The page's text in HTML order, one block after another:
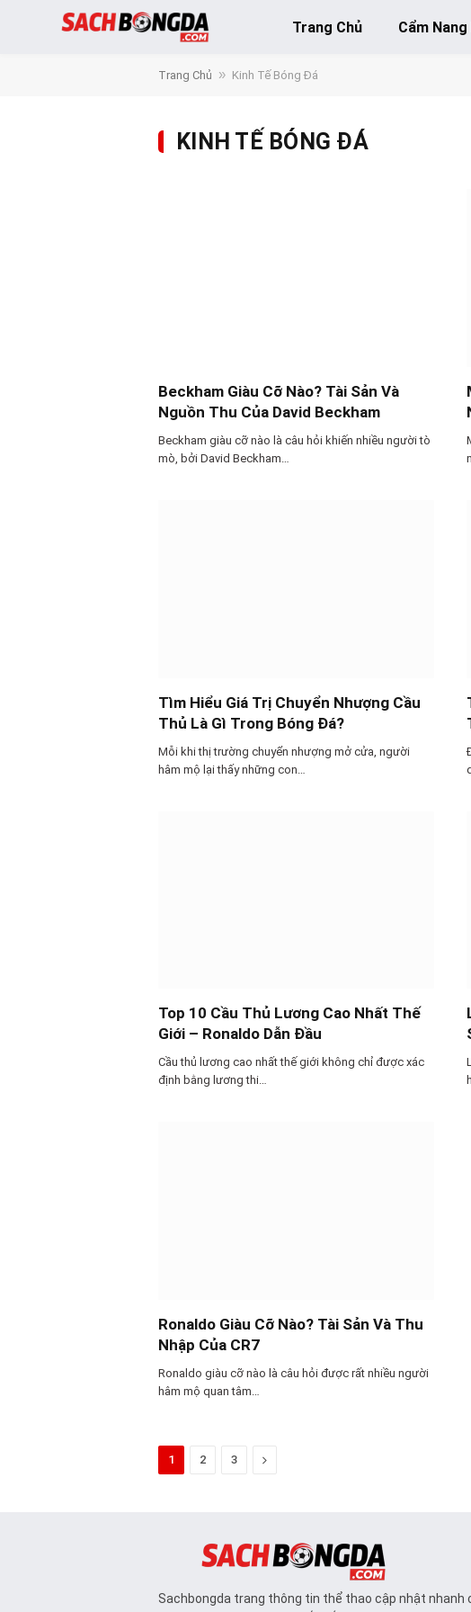
Trang Chủ Cẩm
Trang Chủ » Kinh Tế Bóng Đá
KINH TẾ BÓNG ĐÁ
Beckham Giàu Cỡ Nào? Tài Sản Và
Nguồn Thu Của David Beckham
Beckham giàu cỡ nào là câu hỏi khiến nhiều người tò
mò, bởi David Beckham…
Tìm Hiểu Giá Trị Chuyển Nhượng Cầu
Thủ Là Gì Trong Bóng Đá?
Mỗi khi thị trường chuyển nhượng mở cửa, người
hâm mộ lại thấy những con…
Top 10 Cầu Thủ Lương Cao Nhất Thế
Giới – Ronaldo Dẫn Đầu
Cầu thủ lương cao nhất thế giới không chỉ được xác
định bằng lương thi…
Ronaldo Giàu Cỡ Nào? Tài Sản Và Thu
Nhập Của CR7
Ronaldo giàu cỡ nào là câu hỏi được rất nhiều người
hâm mộ quan tâm…
1 2 3 Next
Sachbongda trang thông tin thể thao cập nhật nhanh